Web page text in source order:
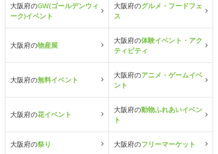
大阪府のGW(ゴールデンウィ
ーク)イベント
大阪府のグルメ・フードフェ
ス
大阪府の物産展
大阪府の体験イベント・アク
ティビティ
大阪府の無料イベント
大阪府のアニメ・ゲームイベ
ント
大阪府の花イベント
大阪府の動物ふれあいイベン
ト
大阪府の祭り 大阪府のフリーマーケット